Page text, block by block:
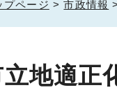
プページ >市政情報 >
地適正